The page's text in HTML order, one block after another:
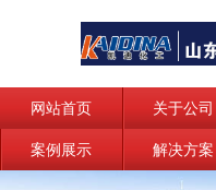
网站首页 关于公司
案例展示 解决方案